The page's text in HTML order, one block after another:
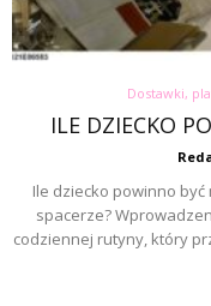
Dostawki,
ILE DZIECKO
Ile dziecko powinno
spacerze?
codziennej rutyny, który